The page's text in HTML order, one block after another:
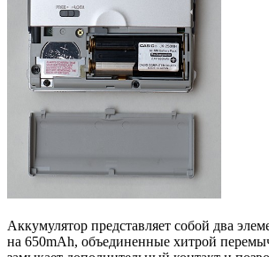
Аккумулятор представляет собой два
на 650mAh, объединенные хитрой